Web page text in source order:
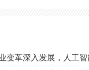
变革深入发展，人工